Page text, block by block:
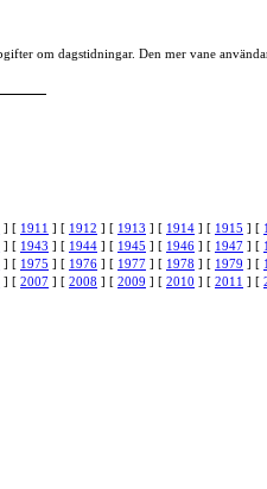
om dagstidningar. Den mer vane
] [ 1911 ] [ 1912 ] [ 1913 ] [ 1914 ] [ 1915 ] [
] [ 1943 ] [ 1944 ] [ 1945 ] [ 1946 ] [ 1947 ] [
] [ 1975 ] [ 1976 ] [ 1977 ] [ 1978 ] [ 1979 ] [
] [ 2007 ] [ 2008 ] [ 2009 ] [ 2010 ] [ 2011 ] [